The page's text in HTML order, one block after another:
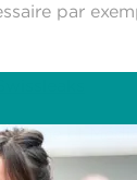
par
et